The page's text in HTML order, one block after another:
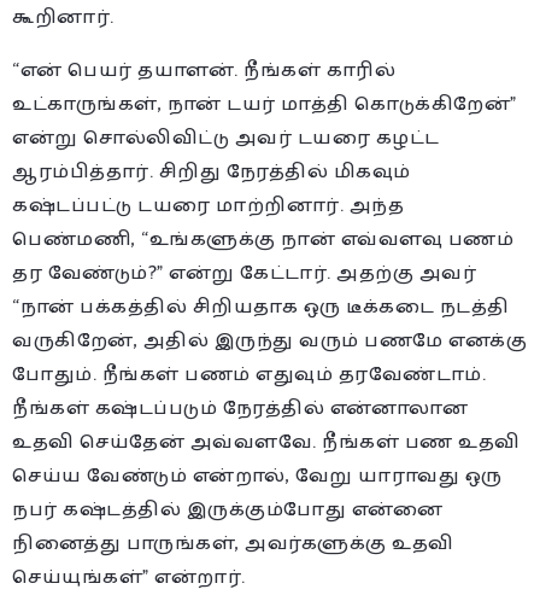
கூறினார்.‬
“என் பெயர் தயாளன். நீங்கள் காரில்
உட்காருங்கள், நான் டயர் மாத்தி கொடுக்கிறேன்”
என்று சொல்லிவிட்டு அவர் டயரை கழட்ட
ஆரம்பித்தார். சிறிது நேரத்தில் மிகவும்
கஷ்டப்பட்டு டயரை மாற்றினார். அந்த
பெண்மணி, “உங்களுக்கு நான் எவ்வளவு பணம்
தர வேண்டும்?” என்று கேட்டார். அதற்கு அவர்
“நான் பக்கத்தில் சிறியதாக ஒரு டீக்கடை நடத்தி
வருகிறேன், அதில் இருந்து வரும் பணமே எனக்கு
போதும். நீங்கள் பணம் எதுவும் தரவேண்டாம்.
நீங்கள் கஷ்டப்படும் நேரத்தில் என்னாலான
உதவி செய்தேன் அவ்வளவே. நீங்கள் பண உதவி
செய்ய வேண்டும் என்றால், வேறு யாராவது ஒரு
நபர் கஷ்டத்தில் இருக்கும்போது என்னை
நினைத்து பாருங்கள், அவர்களுக்கு உதவி
செய்யுங்கள்” என்றார்.